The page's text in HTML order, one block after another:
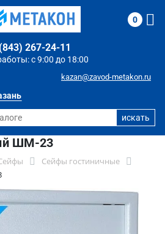
с 9:00 до 18:00
267-24-11
kazan@zavod-metakon.ru
0
ШМ-23
Сейфы гостиничные